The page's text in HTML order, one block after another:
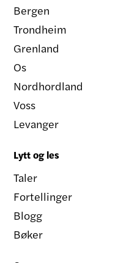
Bergen
Trondheim
Grenland
Os
Nordhordland
Voss
Levanger
Lytt og les
Taler
Fortellinger
Blogg
Bøker